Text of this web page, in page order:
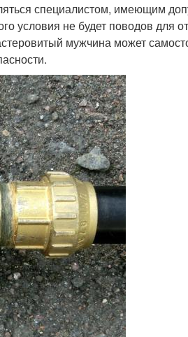
специалистом, имеющим
условия не будет поводов для
мужчина может